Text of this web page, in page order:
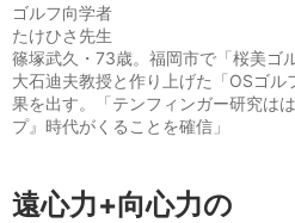
ゴルフ向学者
たけひさ先生
篠塚武久・73歳。福岡市で「桜美ゴ
大石迪夫教授と作り上げた「OSゴ
果を出す。「テンフィンガー研究は
プ』時代がくることを確信」
遠心力+向心力の